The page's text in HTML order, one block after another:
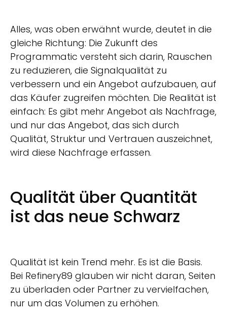
Alles, was oben erwähnt wurde, deutet in die
gleiche Richtung: Die Zukunft des
Programmatic versteht sich darin, Rauschen
zu reduzieren, die Signalqualität zu
verbessern und ein Angebot aufzubauen, auf
das Käufer zugreifen möchten. Die Realität ist
einfach: Es gibt mehr Angebot als Nachfrage,
und nur das Angebot, das sich durch
Qualität, Struktur und Vertrauen auszeichnet,
wird diese Nachfrage erfassen.
Qualität über Quantität
ist das neue Schwarz
Qualität ist kein Trend mehr. Es ist die Basis.
Bei Refinery89 glauben wir nicht daran, Seiten
zu überladen oder Partner zu vervielfachen,
nur um das Volumen zu erhöhen.